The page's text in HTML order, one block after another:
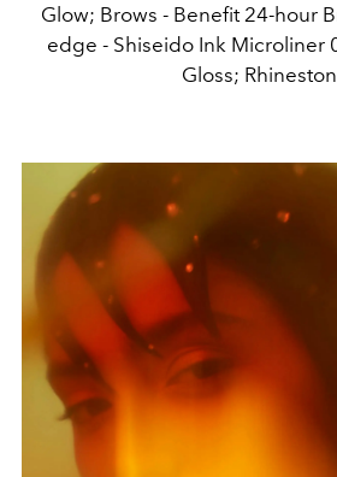
Glow; Brows - Benefit 24-hour
edge - Shiseido Ink Microliner
Gloss;